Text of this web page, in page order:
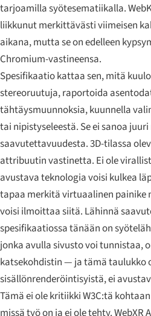
tarjoamilla syötesematiikalla.
liikkunut merkittävästi viimeisen
aikana, mutta se on edelleen
Chromium-vastineensa.
Spesifikaatio kattaa sen, mitä
stereoruutuja, raportoida
tähtäysmuunnoksia, kuunnella
tai nipistyseleestä. Se ei sanoa
saavutettavuudesta. 3D-tilassa
attribuutin vastinetta. Ei ole
avustava teknologia voisi kulkea
tapaa merkitä virtuaalinen painike
voisi ilmoittaa siitä. Lähinnä
spesifikaatiossa tänään on
jonka avulla sivusto voi tunnistaa,
katsekohdistin — ja tämä taulukko
sisällönrenderöintisyistä, ei
Tämä ei ole kritiikki W3C:tä
missä työ on ja ei ole tehty. WebXR